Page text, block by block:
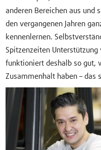
anderen Bereichen aus und
den vergangenen Jahren
kennenlernen.
Spitzenzeiten
funktioniert deshalb so gut,
Zusammenhalt haben – das